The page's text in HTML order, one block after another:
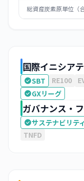
総資産炭素原単位（合
国際イニシア
SBT RE100
GXリーグ
ガバナンス・
サステナビリテ
TNFD